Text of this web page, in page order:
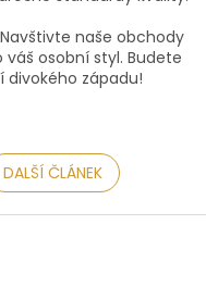
naše obchody
osobní styl. Budete
západu!
DALŠÍ ČLÁNEK